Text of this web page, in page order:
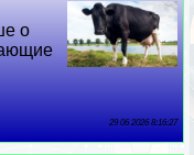
о
29 06 2026 8:16:27